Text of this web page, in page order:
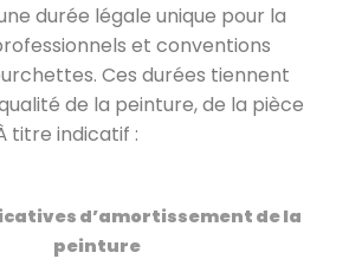
durée légale unique pour la
et conventions
Ces durées tiennent
de la peinture, de la pièce
titre indicatif :
d’amortissement de la
peinture